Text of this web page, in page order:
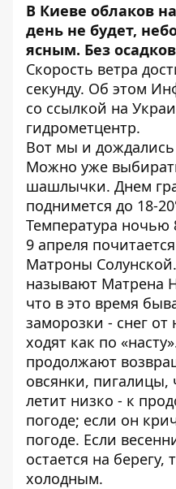
В Киеве облаков
день не будет,
ясным. Без
Скорость ветра
секунду. Об этом
со ссылкой на
гидрометцентр.
Вот мы и
Можно уже
шашлычки. Днем
поднимется до 18-
Температура ночью
9 апреля
Матроны
называют Матрена
что в это время
заморозки - снег
ходят как по
продолжают
овсянки,
летит низко - к
погоде; если он
погоде. Если
остается на берегу,
холодным.